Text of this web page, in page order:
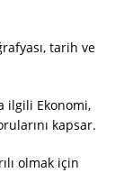
tarih ve
ilgili Ekonomi,
kapsar.
olmak için